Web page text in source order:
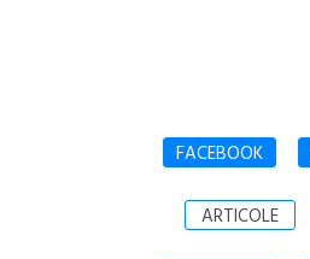
FACEBOOK
ARTICOLE